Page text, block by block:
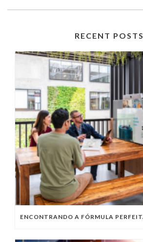
RECENT POSTS